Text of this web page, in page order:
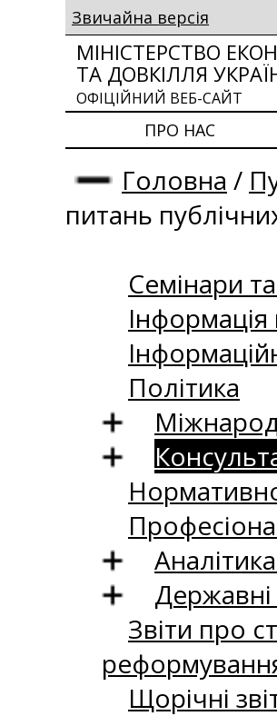
Звичайна версія
МІНІСТЕРСТВО
ТА ДОВКІЛЛЯ
ОФІЦІЙНИЙ ВЕБ-САЙТ
ПРО НАС
Головна /
питань
Семінари
Політика
Державні
Звіти про
Щорічні